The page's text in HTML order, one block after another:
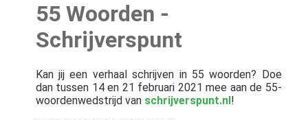
55 Woorden -
Schrijverspunt
Kan jij een verhaal schrijven in 55 woorden? Doe
dan tussen 14 en 21 februari 2021 mee aan de 55-
woordenwedstrijd van schrijverspunt.nl!